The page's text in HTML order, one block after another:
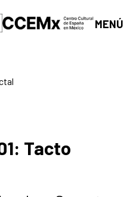
MENÚ
Tacto